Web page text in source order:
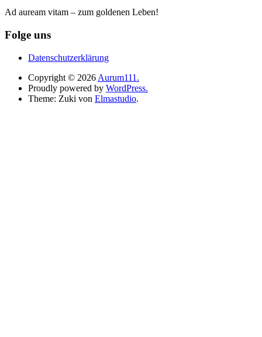
Ad auream vitam – zum goldenen Leben!
Folge uns
Datenschutzerklärung
Copyright © 2026 Aurum111.
Proudly powered by WordPress.
Theme: Zuki von Elmastudio.